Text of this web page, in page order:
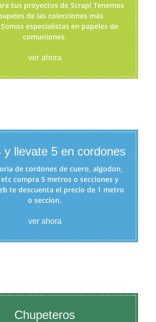
tus proyectos de Scrap! Tenemos
de las colecciones más
especialistas en papeles de
comuniones.
ver ahora
y llevate 5 en cordones
de cordones de cuero, algodon,
compra 5 metros o secciones y
te descuenta el precio de 1 metro
o seccion.
ver ahora
Chupeteros